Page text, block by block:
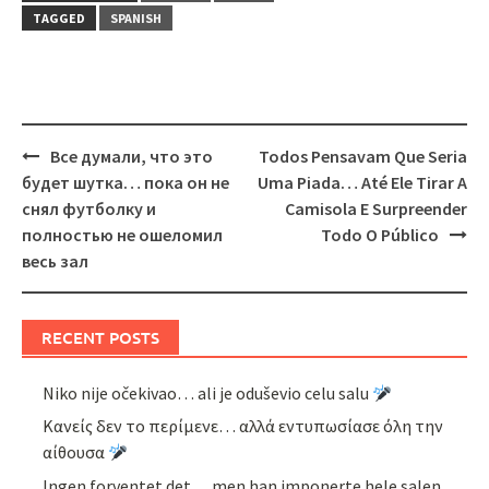
TAGGED
SPANISH
Post
navigation
Все думали, что это
будет шутка… пока он не
снял футболку и
полностью не ошеломил
весь зал
Todos Pensavam Que Seria
Uma Piada… Até Ele Tirar A
Camisola E Surpreender
Todo O Público
RECENT POSTS
Niko nije očekivao… ali je oduševio celu salu
Κανείς δεν το περίμενε… αλλά εντυπωσίασε όλη την
αίθουσα